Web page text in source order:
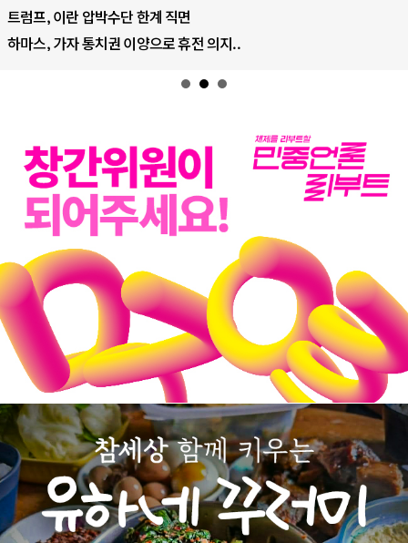
AI의 숨은 환경 비용: 데이터센터 확산..
AI는 어떻게 미국 민주주의를 잠식하고 ..